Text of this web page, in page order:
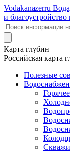
Vodakanazerru
и
Карта глубин
Российская карта
Полезные